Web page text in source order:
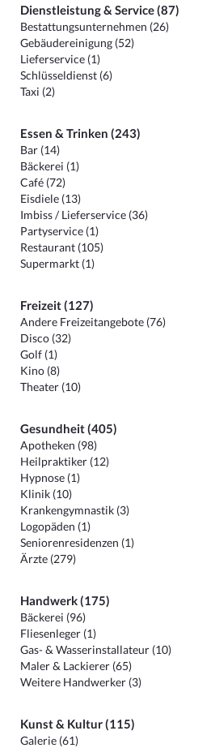
Dienstleistung & Service (87)
Bestattungsunternehmen (26)
Gebäudereinigung (52)
Lieferservice (1)
Schlüsseldienst (6)
Taxi (2)
Essen & Trinken (243)
Bar (14)
Bäckerei (1)
Café (72)
Eisdiele (13)
Imbiss / Lieferservice (36)
Partyservice (1)
Restaurant (105)
Supermarkt (1)
Freizeit (127)
Andere Freizeitangebote (76)
Disco (32)
Golf (1)
Kino (8)
Theater (10)
Gesundheit (405)
Apotheken (98)
Heilpraktiker (12)
Hypnose (1)
Klinik (10)
Krankengymnastik (3)
Logopäden (1)
Seniorenresidenzen (1)
Ärzte (279)
Handwerk (175)
Bäckerei (96)
Fliesenleger (1)
Gas- & Wasserinstallateur (10)
Maler & Lackierer (65)
Weitere Handwerker (3)
Kunst & Kultur (115)
Galerie (61)